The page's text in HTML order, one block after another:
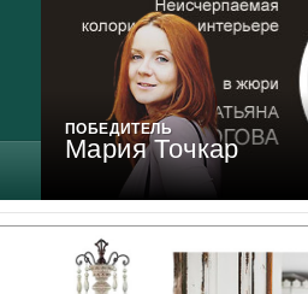
ПОБЕДИТЕЛЬ
Мария Точкар
Работ